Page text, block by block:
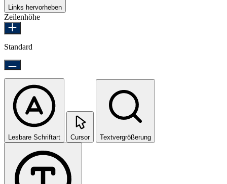
Links hervorheben
Zeilenhöhe
Standard
Lesbare Schriftart Cursor Textvergrößerung